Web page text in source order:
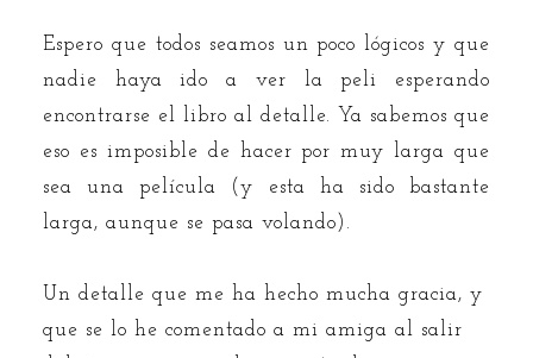
Espero que todos seamos un poco lógicos y que
nadie haya ido a ver la peli esperando
encontrarse el libro al detalle. Ya sabemos que
eso es imposible de hacer por muy larga que
sea una película (y esta ha sido bastante
larga, aunque se pasa volando).
Un detalle que me ha hecho mucha gracia, y
que se lo he comentado a mi amiga al salir